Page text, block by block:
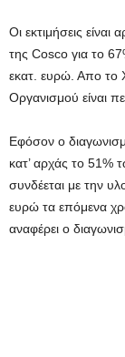
Οι εκτιμήσεις
της Cosco για το
εκατ. ευρώ. Απο το
Οργανισμού είναι
Εφόσον ο
κατ’ αρχάς το
συνδέεται με την
ευρώ τα επόμενα
αναφέρει ο